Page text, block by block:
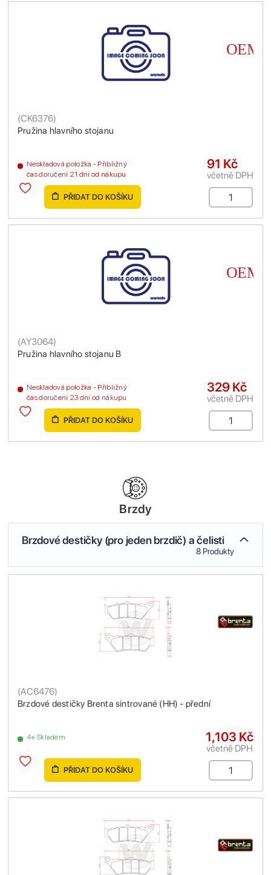
Pružina hlavního stojanu
(CK6376)
Neskladová položka - Přibližný
čas doručení 21 dní od nákupu
91 Kč
včetně DPH
PŘIDAT DO KOŠÍKU
Pružina hlavního stojanu B
(AY3064)
Neskladová položka - Přibližný
čas doručení 23 dní od nákupu
329 Kč
včetně DPH
PŘIDAT DO KOŠÍKU
Brzdy
Brzdové destičky (pro jeden brzdič) a čelisti
8 Produkty
Brzdové destičky Brenta sintrované (HH) - přední
(AC6476)
4+ Skladem 1,103 Kč
včetně DPH
PŘIDAT DO KOŠÍKU